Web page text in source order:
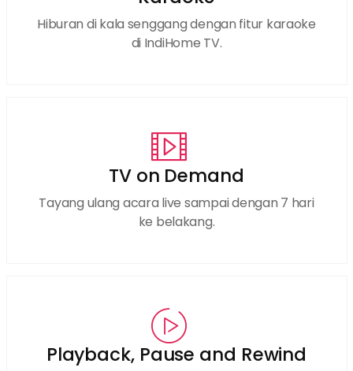
Hiburan di kala senggang dengan fitur karaoke
di IndiHome TV.
TV on Demand
Tayang ulang acara live sampai dengan 7 hari
ke belakang.
Playback, Pause and Rewind